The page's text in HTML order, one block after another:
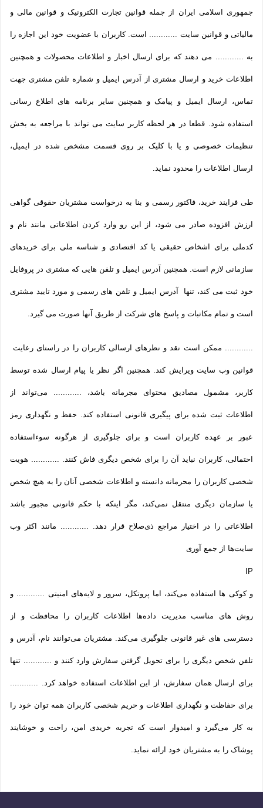
جمهوری اسلامی ایران از جمله قوانین تجارت الکترونیک و قوانین مالی و
مالیاتی و قوانین سایت ............ است. کاربران با عضویت خود این اجازه را
به ............ می دهند که برای ارسال اخبار و اطلاعات محصولات و همچنین
اطلاعات خرید و ارسال مشتری از آدرس ایمیل و شماره تلفن مشتری جهت
تماس، ارسال ایمیل و پیامک و همچنین سایر برنامه های اطلاع رسانی
استفاده شود. قطعا در هر لحظه کاربر سایت می تواند با مراجعه به بخش
تنظیمات خصوصی و یا با کلیک بر روی قسمت مشخص شده در ایمیل،
ارسال اطلاعات را محدود نماید.
طی فرایند خرید، فاکتور رسمی و بنا به درخواست مشتریان حقوقی گواهی
ارزش افزوده صادر می شود، از این رو وارد کردن اطلاعاتی مانند نام و
کدملی برای اشخاص حقیقی یا کد اقتصادی و شناسه ملی برای خریدهای
سازمانی لازم است. همچنین آدرس ایمیل و تلفن هایی که مشتری در پروفایل
خود ثبت می­ کند، تنها آدرس ایمیل و تلفن­ های رسمی و مورد تایید مشتری
است و تمام مکاتبات و پاسخ های شرکت از طریق آنها صورت می گیرد.
............ ممکن است نقد و نظرهای ارسالی کاربران را در راستای رعایت
قوانین وب سایت ویرایش کند. همچنین اگر نظر یا پیام ارسال شده توسط
کاربر، مشمول مصادیق محتوای مجرمانه باشد، ............ می‌تواند از
اطلاعات ثبت شده برای پیگیری قانونی استفاده کند. حفظ و نگهداری رمز
عبور بر عهده کاربران است و برای جلوگیری از هرگونه سوءاستفاده
احتمالی، کاربران نباید آن را برای شخص دیگری فاش کنند. ............ هویت
شخصی کاربران را محرمانه دانسته و اطلاعات شخصی آنان را به هیچ شخص
یا سازمان دیگری منتقل نمی‌کند، مگر اینکه با حکم قانونی مجبور باشد
اطلاعاتی را در اختیار مراجع ذی‌صلاح قرار دهد. ............ مانند اکثر وب
سایت‌ها از جمع آوری
IP
و کوکی ‌ها استفاده می‌کند، اما پروتکل، سرور و لایه‌های امنیتی ............ و
روش‌ های مناسب مدیریت داده‌ها اطلاعات کاربران را محافظت و از
دسترسی‌ های غیر قانونی جلوگیری می‌کند. مشتریان می‌توانند نام، آدرس و
تلفن شخص دیگری را برای تحویل گرفتن سفارش وارد کنند و ............ تنها
برای ارسال همان سفارش، از این اطلاعات استفاده خواهد کرد. ............
برای حفاظت و نگهداری اطلاعات و حریم شخصی کاربران همه­ توان خود را
به کار می‌گیرد و امیدوار است که تجربه‌ خریدی امن، راحت و خوشایند
پوشاک را به مشتریان خود ارائه نماید.